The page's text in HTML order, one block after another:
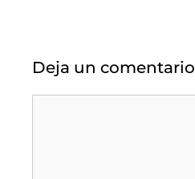
Deja un comentario